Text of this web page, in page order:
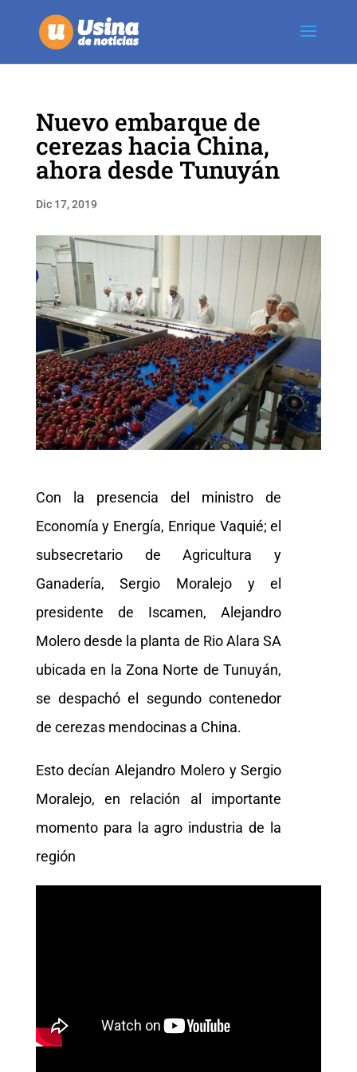
Nuevo embarque de
cerezas hacia China,
ahora desde Tunuyán
Dic 17, 2019
Con la presencia del ministro de
Economía y Energía, Enrique Vaquié; el
subsecretario de Agricultura y
Ganadería, Sergio Moralejo y el
presidente de Iscamen, Alejandro
Molero desde la planta de Rio Alara SA
ubicada en la Zona Norte de Tunuyán,
se despachó el segundo contenedor
de cerezas mendocinas a China.
Esto decían Alejandro Molero y Sergio
Moralejo, en relación al importante
momento para la agro industria de la
región